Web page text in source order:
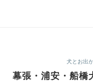
犬とお出
幕張・浦安・船橋